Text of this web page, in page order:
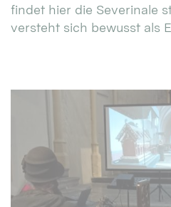
findet hier die Severinale
versteht sich bewusst als